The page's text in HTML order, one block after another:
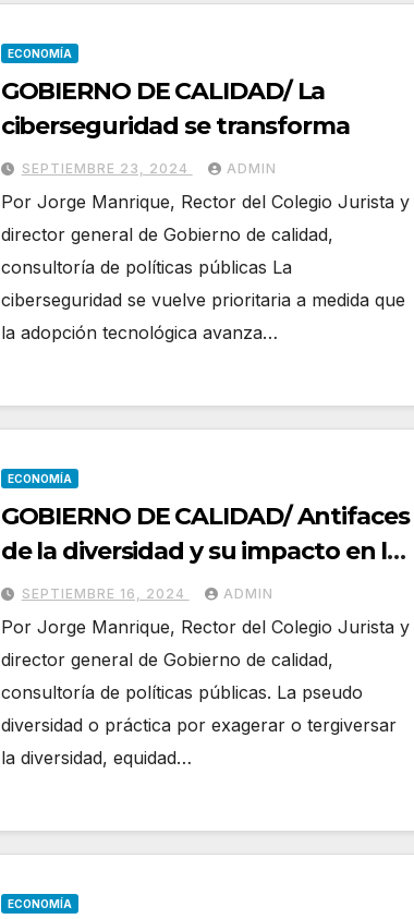
ECONOMÍA
GOBIERNO DE CALIDAD/ La
ciberseguridad se transforma
SEPTIEMBRE 23, 2024 ADMIN
Por Jorge Manrique, Rector del Colegio Jurista y
director general de Gobierno de calidad,
consultoría de políticas públicas La
ciberseguridad se vuelve prioritaria a medida que
la adopción tecnológica avanza…
ECONOMÍA
GOBIERNO DE CALIDAD/ Antifaces
de la diversidad y su impacto en las
inversiones
SEPTIEMBRE 16, 2024 ADMIN
Por Jorge Manrique, Rector del Colegio Jurista y
director general de Gobierno de calidad,
consultoría de políticas públicas. La pseudo
diversidad o práctica por exagerar o tergiversar
la diversidad, equidad…
ECONOMÍA